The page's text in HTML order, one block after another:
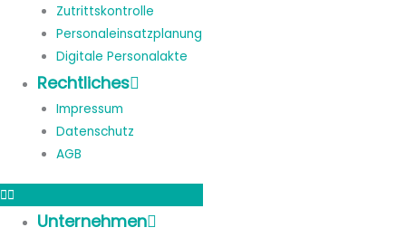
Zutrittskontrolle
Personaleinsatzplanung
Digitale Personalakte
Rechtliches
Impressum
Datenschutz
AGB
Unternehmen